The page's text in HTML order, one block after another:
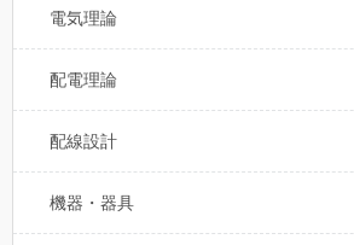
電気理論
配電理論
配線設計
機器・器具